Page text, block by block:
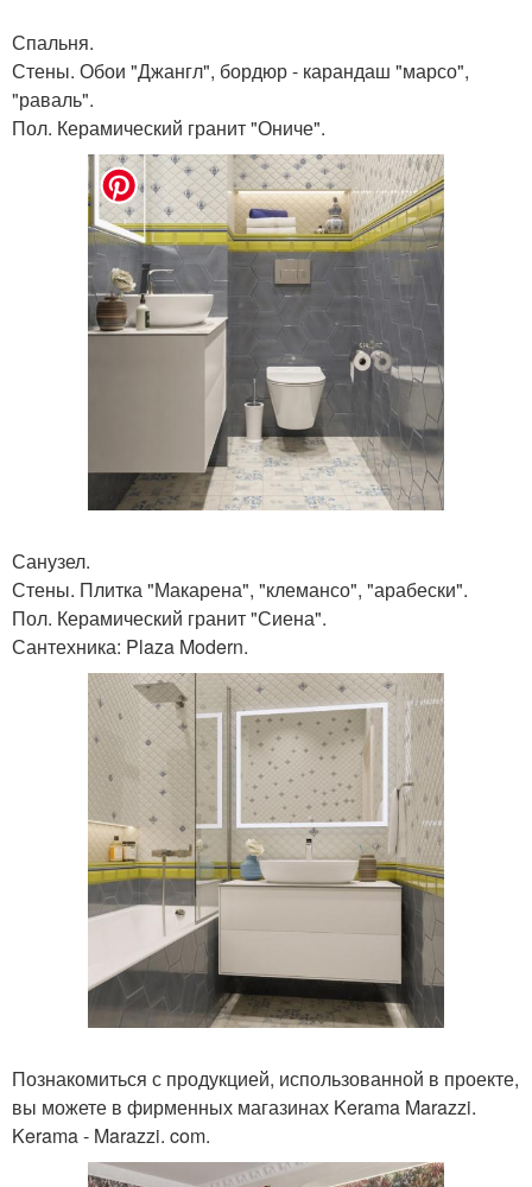
Спальня.
Стены. Обои "Джангл", бордюр - карандаш "марсо",
"раваль".
Пол. Керамический гранит "Ониче".
Санузел.
Стены. Плитка "Макарена", "клемансо", "арабески".
Пол. Керамический гранит "Сиена".
Сантехника: Plaza Modern.
Познакомиться с продукцией, использованной в проекте,
вы можете в фирменных магазинах Kerama Marazzi.
Kerama - Marazzi. com.